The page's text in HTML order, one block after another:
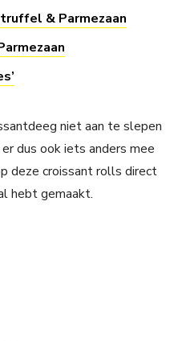
& Parmezaan
niet aan te slepen
dus ook iets anders mee
deze croissant rolls direct
hebt gemaakt.